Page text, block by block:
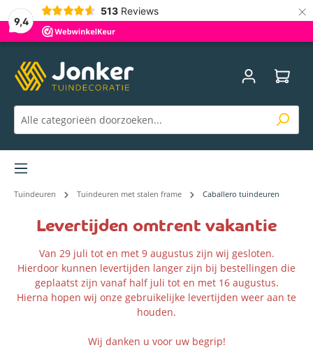
9,4
513 Reviews ×
Tuindeuren Tuindeuren met stalen frame Caballero tuindeuren
Levertijden omtrent vakantie
Van 29 juli tot en met 9 augustus zijn wij gesloten.
Hierdoor kunnen levertijden langer zijn bij bestellingen die
geplaatst zijn vanaf half juli tot en met 16 augustus.
Hierna hopen wij onze gebruikelijke levertijden weer aan te
houden.
Wij danken u voor uw begrip!